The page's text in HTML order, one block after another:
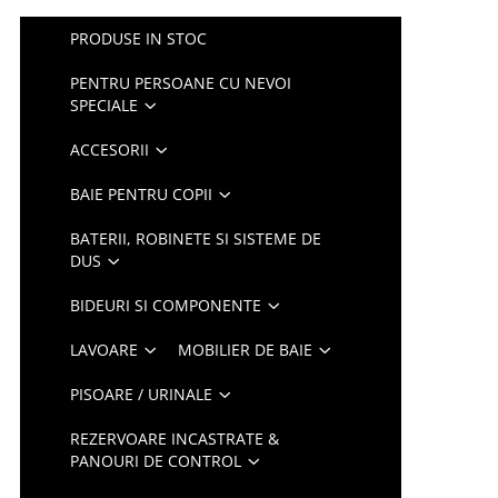
PRODUSE IN STOC
PENTRU PERSOANE CU NEVOI
SPECIALE
ACCESORII
BAIE PENTRU COPII
BATERII, ROBINETE SI SISTEME DE
DUS
BIDEURI SI COMPONENTE
LAVOARE MOBILIER DE BAIE
PISOARE / URINALE
REZERVOARE INCASTRATE &
PANOURI DE CONTROL